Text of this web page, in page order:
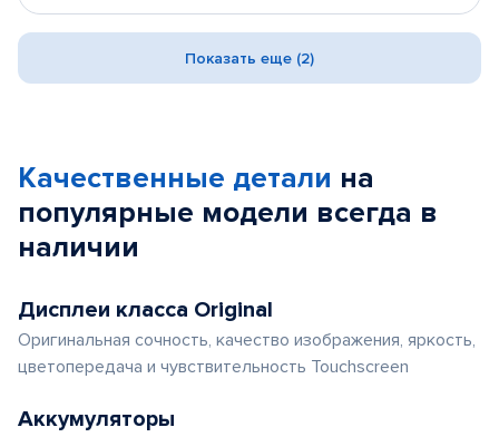
Показать еще (2)
Качественные детали на
популярные модели всегда в
наличии
Дисплеи класса Original
Оригинальная сочность, качество изображения, яркость,
цветопередача и чувствительность Touchscreen
Аккумуляторы